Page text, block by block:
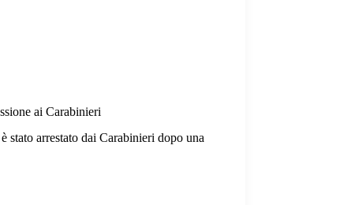
ai Carabinieri
stato arrestato dai Carabinieri dopo una